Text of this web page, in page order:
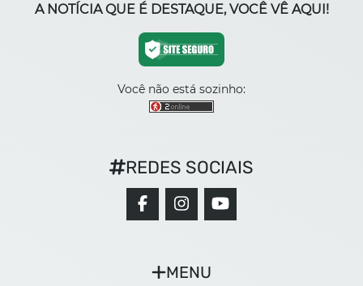
A NOTÍCIA QUE É DESTAQUE, VOCÊ VÊ AQUI!
Você não está sozinho:
MENU
REDES SOCIAIS